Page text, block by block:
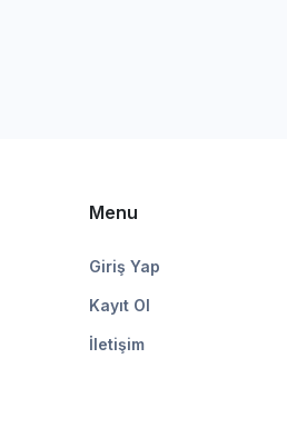
Menu
Giriş Yap
Kayıt Ol
İletişim